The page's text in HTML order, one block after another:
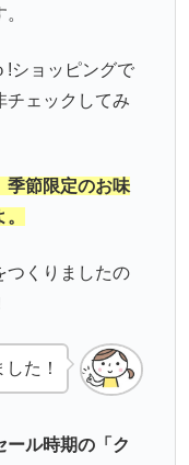
!ショッピングで
チェックしてみ
季節限定のお味
つくりましたの
た！
ール時期の「ク